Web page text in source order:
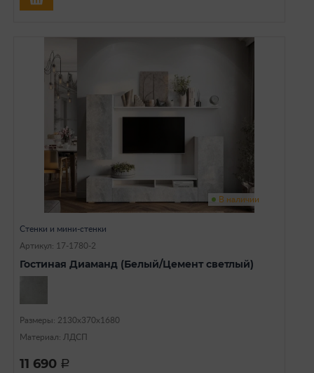
В наличии
Стенки и мини-стенки
Артикул: 17-1780-2
Гостиная Диаманд (Белый/Цемент светлый)
Размеры: 2130х370х1680
Материал: ЛДСП
11 690 a